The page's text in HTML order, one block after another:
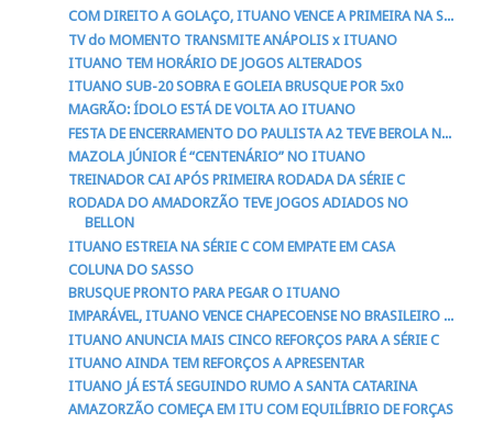
COM DIREITO A GOLAÇO, ITUANO VENCE A PRIMEIRA NA S...
TV do MOMENTO TRANSMITE ANÁPOLIS x ITUANO
ITUANO TEM HORÁRIO DE JOGOS ALTERADOS
ITUANO SUB-20 SOBRA E GOLEIA BRUSQUE POR 5x0
MAGRÃO: ÍDOLO ESTÁ DE VOLTA AO ITUANO
FESTA DE ENCERRAMENTO DO PAULISTA A2 TEVE BEROLA N...
MAZOLA JÚNIOR É “CENTENÁRIO” NO ITUANO
TREINADOR CAI APÓS PRIMEIRA RODADA DA SÉRIE C
RODADA DO AMADORZÃO TEVE JOGOS ADIADOS NO
BELLON
ITUANO ESTREIA NA SÉRIE C COM EMPATE EM CASA
COLUNA DO SASSO
BRUSQUE PRONTO PARA PEGAR O ITUANO
IMPARÁVEL, ITUANO VENCE CHAPECOENSE NO BRASILEIRO ...
ITUANO ANUNCIA MAIS CINCO REFORÇOS PARA A SÉRIE C
ITUANO AINDA TEM REFORÇOS A APRESENTAR
ITUANO JÁ ESTÁ SEGUINDO RUMO A SANTA CATARINA
AMAZORZÃO COMEÇA EM ITU COM EQUILÍBRIO DE FORÇAS